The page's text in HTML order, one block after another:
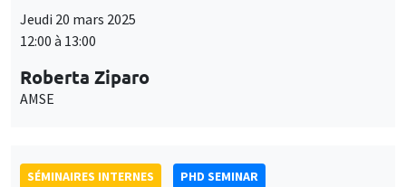
Jeudi 20 mars 2025
12:00 à 13:00
Roberta Ziparo
AMSE
SÉMINAIRES INTERNES
PHD SEMINAR